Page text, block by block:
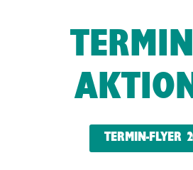
TERMIN-FLYER